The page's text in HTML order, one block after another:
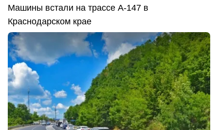
Машины встали на трассе А-147 в
Краснодарском крае